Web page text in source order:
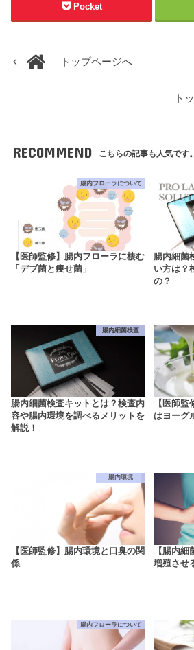
Pocket
トップページへ
ト
RECOMMEND こちらの記事も人気です。
腸内フローラについて
【医師監修】腸内フローラに棲む
「デブ菌と痩せ菌」
腸内細菌
い方は？
の？
腸内細菌検査
腸内細菌検査キットとは？検査内
容や腸内環境を調べるメリットを
解説！
【医師
はヨーグ
腸内環境
【医師監修】腸内環境と口臭の関
係
【腸内
増殖させ
腸内フローラについて